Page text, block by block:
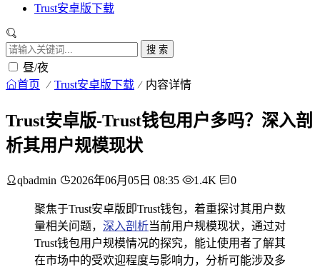
Trust安卓版下载
搜 索
昼/夜
首页 Trust安卓版下载 内容详情
Trust安卓版-Trust钱包用户多吗？深入剖
析其用户规模现状
qbadmin 2026年06月05日 08:35 1.4K 0
聚焦于Trust安卓版即Trust钱包，着重探讨其用户数
量相关问题， 深入剖析当前用户规模现状，通过对
Trust钱包用户规模情况的探究，能让使用者了解其
在市场中的受欢迎程度与影响力，分析可能涉及多